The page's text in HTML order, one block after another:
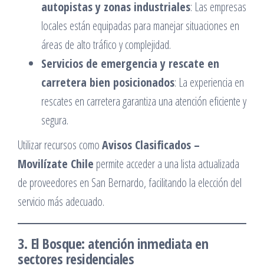
autopistas y zonas industriales: Las empresas
locales están equipadas para manejar situaciones en
áreas de alto tráfico y complejidad.​
Servicios de emergencia y rescate en
carretera bien posicionados: La experiencia en
rescates en carretera garantiza una atención eficiente y
segura.​
Utilizar recursos comoAvisos Clasificados –
Movilízate Chile permite acceder a una lista actualizada
de proveedores en San Bernardo, facilitando la elección del
servicio más adecuado.​
3. El Bosque: atención inmediata en
sectores residenciales